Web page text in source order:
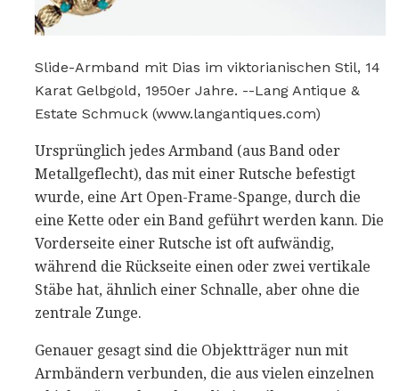
Slide-Armband mit Dias im viktorianischen Stil, 14
Karat Gelbgold, 1950er Jahre. --Lang Antique &
Estate Schmuck (www.langantiques.com)
Ursprünglich jedes Armband (aus Band oder
Metallgeflecht), das mit einer Rutsche befestigt
wurde, eine Art Open-Frame-Spange, durch die
eine Kette oder ein Band geführt werden kann. Die
Vorderseite einer Rutsche ist oft aufwändig,
während die Rückseite einen oder zwei vertikale
Stäbe hat, ähnlich einer Schnalle, aber ohne die
zentrale Zunge.
Genauer gesagt sind die Objektträger nun mit
Armbändern verbunden, die aus vielen einzelnen